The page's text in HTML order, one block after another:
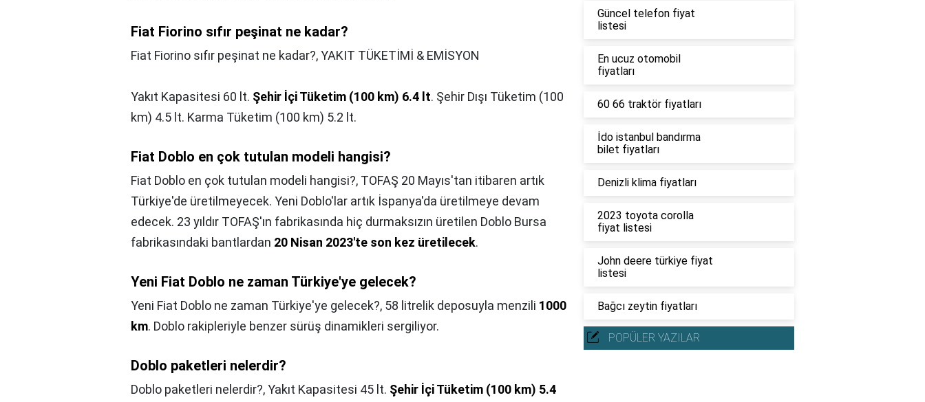
Fiat Fiorino sıfır peşinat ne kadar?
Fiat Fiorino sıfır peşinat ne kadar?,YAKIT TÜKETİMİ & EMİSYON
Yakıt Kapasitesi 60 lt. Şehir İçi Tüketim (100 km) 6.4 lt. Şehir Dışı Tüketim (100
km) 4.5 lt. Karma Tüketim (100 km) 5.2 lt.
Fiat Doblo en çok tutulan modeli hangisi?
Fiat Doblo en çok tutulan modeli hangisi?, TOFAŞ 20 Mayıs'tan itibaren artık
Türkiye'de üretilmeyecek. Yeni Doblo'lar artık İspanya'da üretilmeye devam
edecek. 23 yıldır TOFAŞ'ın fabrikasında hiç durmaksızın üretilen Doblo Bursa
fabrikasındaki bantlardan 20 Nisan 2023'te son kez üretilecek.
Yeni Fiat Doblo ne zaman Türkiye'ye gelecek?
Yeni Fiat Doblo ne zaman Türkiye'ye gelecek?, 58 litrelik deposuyla menzili 1000
km. Doblo rakipleriyle benzer sürüş dinamikleri sergiliyor.
Doblo paketleri nelerdir?
Doblo paketleri nelerdir?,Yakıt Kapasitesi 45 lt. Şehir İçi Tüketim (100 km) 5.4
Güncel telefon fiyat
listesi
En ucuz otomobil
fiyatları
60 66 traktör fiyatları
İdo istanbul bandırma
bilet fiyatları
Denizli klima fiyatları
2023 toyota corolla
fiyat listesi
John deere türkiye fiyat
listesi
Bağcı zeytin fiyatları
POPÜLER YAZILAR